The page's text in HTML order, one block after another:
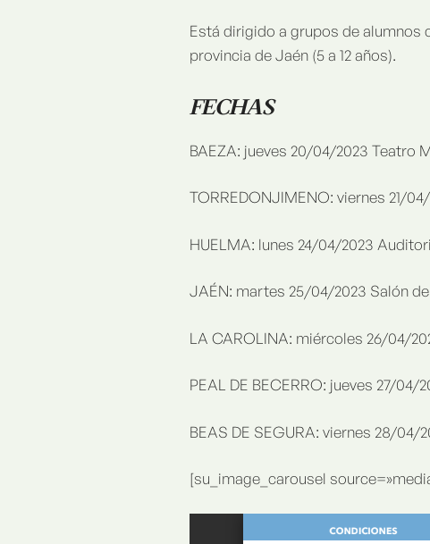
Está dirigido a grupos de alumnos
provincia de Jaén (5 a 12 años).
FECHAS
BAEZA: jueves 20/04/2023 Teatro
TORREDONJIMENO: viernes 21/
HUELMA: lunes 24/04/2023
JAÉN: martes 25/04/2023 Salón
LA CAROLINA: miércoles 26/04/
PEAL DE BECERRO: jueves 27/
BEAS DE SEGURA: viernes 28/04/
[su_image_carousel